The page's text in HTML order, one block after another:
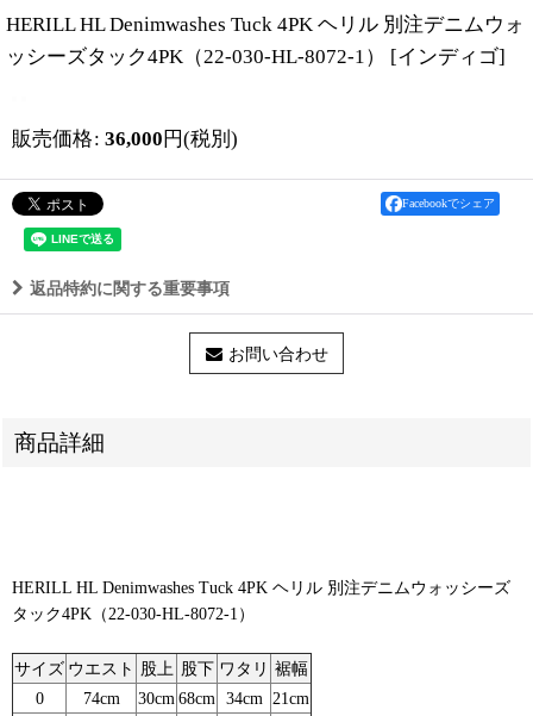
HERILL HL Denimwashes Tuck 4PK ヘリル 別注デニムウォ
ッシーズタック4PK（22-030-HL-8072-1）
[インディゴ]
販売価格: 36,000 円(税別)
Facebookでシェア
返品特約に関する重要事項
お問い合わせ
商品詳細
HERILL HL Denimwashes Tuck 4PK ヘリル 別注デニムウォッシーズ
タック4PK（22-030-HL-8072-1）
サイズ ウエスト 股上 股下 ワタリ 裾幅
0
74cm 30cm 68cm 34cm
21cm